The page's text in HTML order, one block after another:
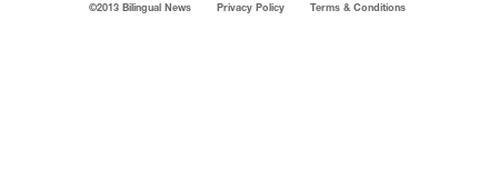
©2013 Bilingual News Privacy Policy Terms & Conditions